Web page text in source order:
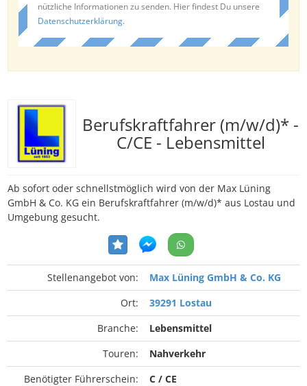
nützliche Informationen zu senden. Hier findest Du unsere
Datenschutzerklärung.
Berufskraftfahrer (m/w/d)* -
C/CE - Lebensmittel
Ab sofort oder schnellstmöglich wird von der Max Lüning
GmbH & Co. KG ein Berufskraftfahrer (m/w/d)* aus Lostau und
Umgebung gesucht.
Stellenangebot von:
Max Lüning GmbH & Co. KG
Ort:
39291 Lostau
Branche:
Lebensmittel
Touren:
Nahverkehr
Benötigter Führerschein:
C / CE